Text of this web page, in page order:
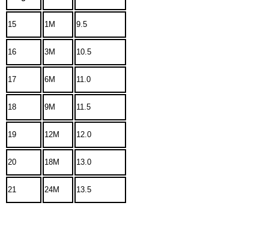
15 1M 9.5
16 3M 10.5
17 6M 11.0
18 9M 11.5
19 12M 12.0
20 18M 13.0
21 24M 13.5